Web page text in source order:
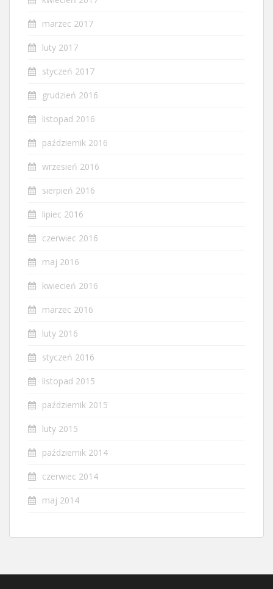
marzec 2017
luty 2017
styczeń 2017
grudzień 2016
listopad 2016
październik 2016
wrzesień 2016
sierpień 2016
lipiec 2016
czerwiec 2016
maj 2016
kwiecień 2016
marzec 2016
luty 2016
styczeń 2016
listopad 2015
październik 2015
luty 2015
październik 2014
czerwiec 2014
maj 2014